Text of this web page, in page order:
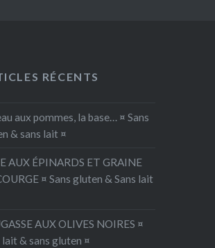
RÉCENTS
aux pommes, la base… ¤ Sans
& sans lait ¤
AUX ÉPINARDS ET GRAINE
¤ Sans gluten & Sans lait
AUX OLIVES NOIRES ¤
lait & sans gluten ¤